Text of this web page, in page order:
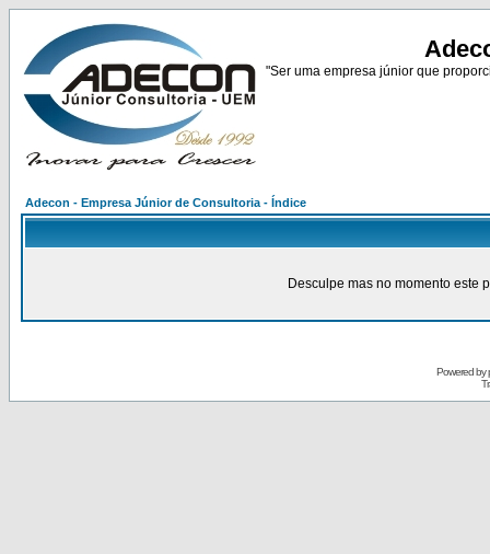
"Ser uma empresa júnior que
Adecon - Empresa Júnior de Consultoria - Índice
Desculpe mas no momento este
Powered by